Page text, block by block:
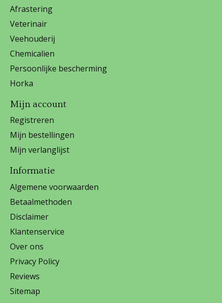
Afrastering
Veterinair
Veehouderij
Chemicalien
Persoonlijke bescherming
Horka
Mijn account
Registreren
Mijn bestellingen
Mijn verlanglijst
Informatie
Algemene voorwaarden
Betaalmethoden
Disclaimer
Klantenservice
Over ons
Privacy Policy
Reviews
Sitemap